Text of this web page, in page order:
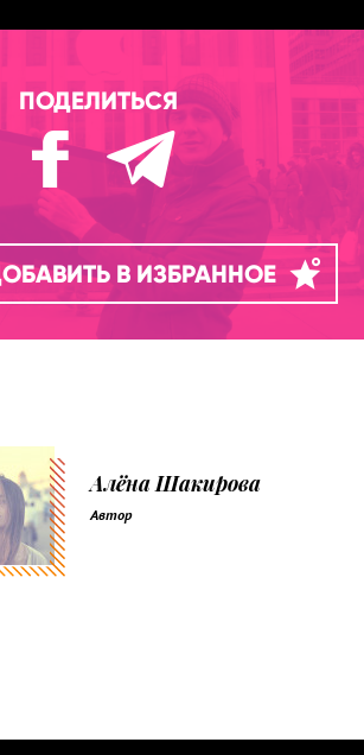
ПОДЕЛИТЬСЯ
В ИЗБРАННОЕ
Алёна Шакирова
Автор